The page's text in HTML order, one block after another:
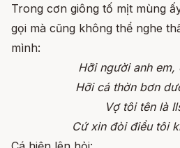
Trong cơn giông tố mịt mùng
gọi mà cũng không thể nghe
mình:
Hỡi người anh em,
Hỡi cá thờn bơn
Vợ tôi tên là
Cứ xin đòi điều tôi